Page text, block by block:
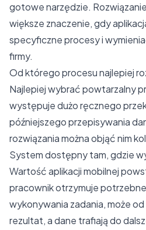
gotowe narzędzie.
większe znaczenie, gdy
specyficzne procesy i
firmy.
Od którego procesu najlepiej
Najlepiej wybrać powtarzalny
występuje dużo ręcznego
późniejszego przepisywania
rozwiązania można objąć nim
System dostępny tam, gdzie
Wartość aplikacji mobilnej
pracownik otrzymuje
wykonywania zadania, może
rezultat, a dane trafiają do